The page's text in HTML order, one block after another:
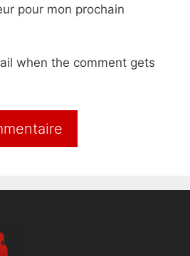
pour mon prochain
when the comment gets